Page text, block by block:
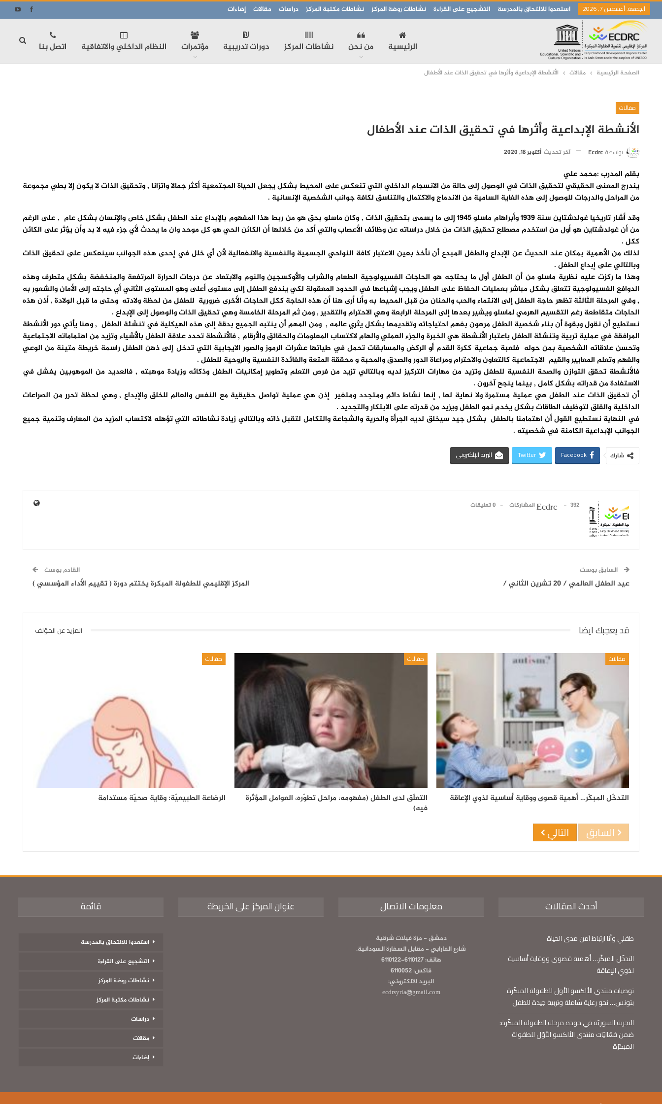
الجمعة, أغسطس 7, 2026 استعدوا للالتحاق بالمدرسة التشجيع على القراءة نشاطات روضة المركز نشاطات مكتبة المركز دراسات مقالات إضاءات
الرئيسية من نحن نشاطات المركز دورات تدريبية مؤتمرات النظام الداخلي والاتفاقية اتصل بنا
الصفحة الرئيسية مقالات الأنشطة الإبداعية وأثرها في تحقيق الذات عند الأطفال
مقالات
الأنشطة الإبداعية وأثرها في تحقيق الذات عند الأطفال
بواسطة Ecdrc آخر تحديث أكتوبر 18, 2020
بقلم المدرب :محمد علي
يندرج المعنى الحقيقي لتحقيق الذات في الوصول إلى حالة من الانسجام الداخلي التي تنعكس على المحيط بشكل يجعل الحياة المجتمعية أكثر جمالا واتزانا , وتحقيق الذات لا يكون إلا بطي مجموعة
من المراحل والدرجات للوصول إلى هذه الغاية السامية من الاندماج والاكتمال والتناسق لكافة جوانب الشخصية الإنسانية .
وقد أشار تاريخيا غولدشتاين سنة 1939 وأبراهام ماسلو 1945 إلى ما يسمى بتحقيق الذات , وكان ماسلو بحق هو من ربط هذا المفهوم بالإبداع عند الطفل بشكل خاص والإنسان بشكل عام , على الرغم
من أن غولدشتاين هو أول من استخدم مصطلح تحقيق الذات من خلال دراساته عن وظائف الأعصاب والتي أكد من خلالها أن الكائن الحي هو كل موحد وان ما يحدث لأي جزء فيه لا بد وأن يؤثر على الكائن
ككل .
لذلك من الأهمية بمكان عند الحديث عن الإبداع والطفل المبدع أن نأخذ بعين الاعتبار كافة النواحي الجسمية والنفسية والانفعالية لأن أي خلل في إحدى هذه الجوانب سينعكس على تحقيق الذات
وبالتالي على إبداع الطفل .
وهذا ما ركزت عليه نظرية ماسلو من أن الطفل أول ما يحتاجه هو الحاجات الفسيولوجية الطعام والشراب والأوكسجين والنوم والابتعاد عن درجات الحرارة المرتفعة والمنخفضة بشكل متطرف وهذه
الدوافع الفسيولوجية تتعلق بشكل مباشر بعمليات الحفاظ على الطفل ويجب إشباعها في الحدود المعقولة لكي يندفع الطفل إلى مستوى أعلى وهو المستوى الثاني أي حاجته إلى الأمان والشعور به
, وفي المرحلة الثالثة تظهر حاجة الطفل إلى الانتماء والحب والحنان من قبل المحيط به وأنا أرى هنا أن هذه الحاجة ككل الحاجات الأخرى ضرورية للطفل من لحظة ولادته وحتى ما قبل الولادة , أذن هذه
الحاجات متقاطعة رغم التقسيم الهرمي لماسلو ويشير بعدها إلى المرحلة الرابعة وهي الاحترام والتقدير , ومن ثم المرحلة الخامسة وهي تحقيق الذات والوصول إلى الإبداع .
نستطيع أن نقول وبقوة أن بناء شخصية الطفل مرهون بفهم احتياجاته وتقديمها بشكل يثري عالمه , ومن المهم أن ينتبه الجميع بدقة إلى هذه الهيكلية في تنشئة الطفل , وهنا يأتي دور الأنشطة
المرافقة في عملية تربية وتنشئة الطفل باعتبار الأنشطة هي الخبرة والجزء العملي والهام لاكتساب المعلومات والحقائق والأرقام , فالأنشطة تحدد علاقة الطفل بالأشياء وتزيد من اهتماماته الاجتماعية
وتحسن علاقاته الشخصية بمن حوله فلعبة جماعية ككرة القدم أو الركض والمسابقات تحمل في طياتها عشرات الرموز والصور الايجابية التي تدخل إلى ذهن الطفل راسمة خريطة متينة من الوعي
والفهم وتعلم المعايير والقيم الاجتماعية كالتعاون والاحترام ومراعاة الدور والصدق والمحبة و محققة المتعة والفائدة النفسية والروحية للطفل .
فالأنشطة تحقق التوازن والصحة النفسية للطفل وتزيد من مهارات التركيز لديه وبالتالي تزيد من فرص التعلم وتطوير إمكانيات الطفل وذكائه وزيادة موهبته , فالعديد من الموهوبين يفشل في
الاستفادة من قدراته بشكل كامل , بينما ينجح آخرون .
أن تحقيق الذات عند الطفل هي عملية مستمرة ولا نهاية لها , إنها نشاط دائم ومتجدد ومتغير إذن هي عملية تواصل حقيقية مع النفس والعالم للخلق والإبداع , وهي لحظة تحرر من الصراعات
الداخلية والقلق لتوظيف الطاقات بشكل يخدم نمو الطفل ويزيد من قدرته على الابتكار والتجديد .
في النهاية نستطيع القول أن اهتمامنا بالطفل بشكل جيد سيخلق لديه الجرأة والحرية والشجاعة والتكامل لتقبل ذاته وبالتالي زيادة نشاطاته التي تؤهله لاكتساب المزيد من المعارف وتنمية جميع
الجوانب الإبداعية الكامنة في شخصيته .
شارك Facebook
Twitter البريد الإلكتروني
Ecdrc 392 المشاركات 0 تعليقات
السابق بوست
عيد الطفل العالمي / 20 تشرين الثاني /
القادم بوست
المركز الإقليمي للطفولة المبكرة يختتم دورة ( تقييم الأداء المؤسسي )
قد يعجبك ايضا المزيد عن المؤلف
مقالات
التدخّل المبكّر… أهمية قصوى ووقاية أساسية لذوي الإعاقة
مقالات
التعلّق لدى الطفل (مفهومه، مراحل تطوّره، العوامل المؤثّرة
فيه)
مقالات
الرضاعة الطبيعيّة: وقاية صحيّة مستدامة
السابق التالي
أحدث المقالات
طفلي وأنا ارتباط آمن مدى الحياة
التدخّل المبكّر… أهمية قصوى ووقاية أساسية
لذوي الإعاقة
توصيات منتدى الألكسو الأول للطفولة المبكّرة
بتونس… نحو رعاية شاملة وتربية جيدة للطفل
التجربة السوريّة في جودة مرحلة الطفولة المبكّرة:
ضمن فعّاليّات منتدى الألكسو الأوّل للطفولة
المبكرّة
معلومات الاتصال
دمشق - مزة فيلات شرقية
شارع الفارابي - مقابل السفارة السودانية.
هاتف: 6110127-6110122
فاكس: 6110052
البريد الالكتروني:
ecdrsyria@gmail.com
عنوان المركز على الخريطة قائمة
استعدوا للالتحاق بالمدرسة
التشجيع على القراءة
نشاطات روضة المركز
نشاطات مكتبة المركز
دراسات
مقالات
إضاءات